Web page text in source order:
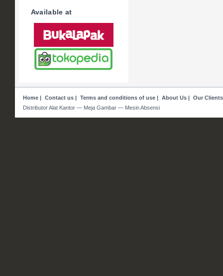
Available at
Home| Contact us| Terms and conditions of use| About Us| Our Clients
Distributor Alat Kantor — Meja Gambar — Mesin Absensi